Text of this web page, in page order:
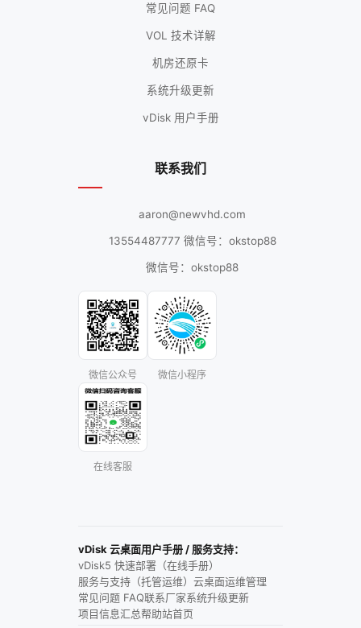
常见问题 FAQ
VOL 技术详解
机房还原卡
系统升级更新
vDisk 用户手册
联系我们
aaron@newvhd.com
13554487777 微信号：okstop88
微信号：okstop88
微信公众号 微信小程序
在线客服
vDisk 云桌面用户手册 / 服务支持：
vDisk5 快速部署（在线手册）
服务与支持（托管运维）云桌面运维管理
常见问题 FAQ联系厂家系统升级更新
项目信息汇总帮助站首页